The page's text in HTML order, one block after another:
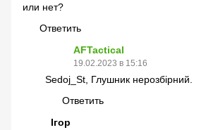
или нет?
Ответить
AFTactical
19.02.2023 в 15:16
Sedoj_St, Глушник нерозбірний.
Ответить
Ігор